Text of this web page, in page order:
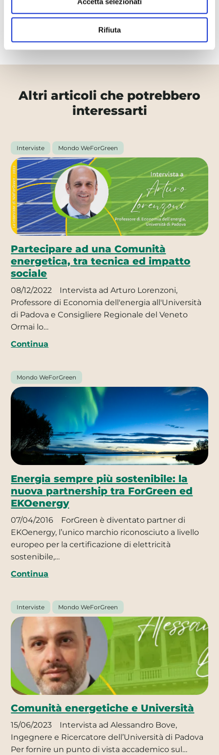
Rifiuta
Altri articoli che potrebbero
interessarti
Interviste Mondo WeForGreen
Partecipare ad una Comunità
energetica, tra tecnica ed impatto
sociale
08/12/2022
Intervista ad Arturo Lorenzoni,
Professore di Economia dell'energia all'Università
di Padova e Consigliere Regionale del Veneto
Ormai lo…
Continua
Mondo WeForGreen
Energia sempre più sostenibile: la
nuova partnership tra ForGreen ed
EKOenergy
07/04/2016
ForGreen è diventato partner di
EKOenergy, l’unico marchio riconosciuto a livello
europeo per la certificazione di elettricità
sostenibile,…
Continua
Interviste Mondo WeForGreen
Comunità energetiche e Università
15/06/2023
Intervista ad Alessandro Bove,
Ingegnere e Ricercatore dell’Università di Padova
Per fornire un punto di vista accademico sul…